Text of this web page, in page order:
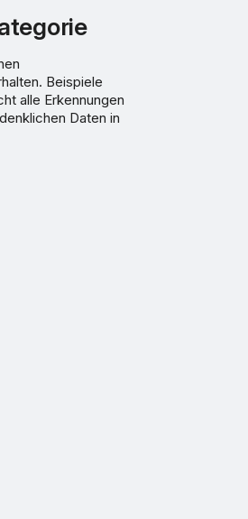
Beispiele
alle Erkennungen
Daten in